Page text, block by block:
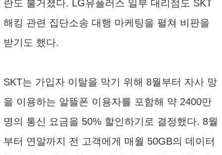
란도 불거졌다. LG유플러스 일부 대리점도 SKT
해킹 관련 집단소송 대행 마케팅을 펼쳐 비판을
받기도 했다.
SKT는 가입자 이탈을 막기 위해 8월부터 자사 망
을 이용하는 알뜰폰 이용자를 포함해 약 2400만
명의 통신 요금을 50% 할인하기로 결정했다. 8월
부터 연말까지 전 고객에게 매월 50GB의 데이터